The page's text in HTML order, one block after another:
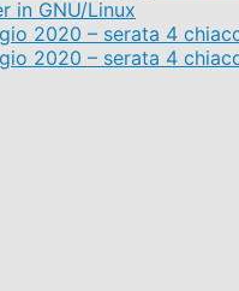
in GNU/Linux
2020 – serata 4
2020 – serata 4